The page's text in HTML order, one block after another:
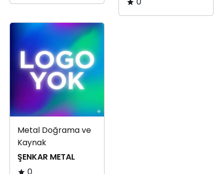
Metal Doğrama ve
Kaynak
ŞENKAR METAL
0